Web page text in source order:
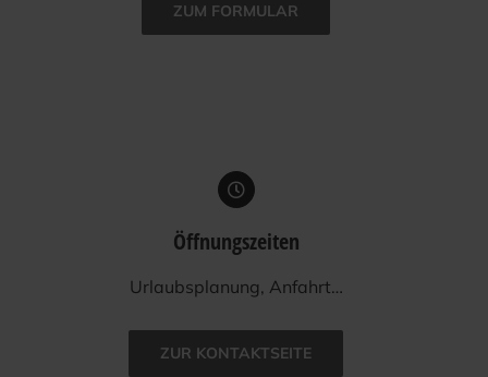
ZUM FOR­MU­LAR
Öffnungszeiten
Urlaubs­pla­nung, Anfahrt…
ZUR KON­TAKT­SEI­TE